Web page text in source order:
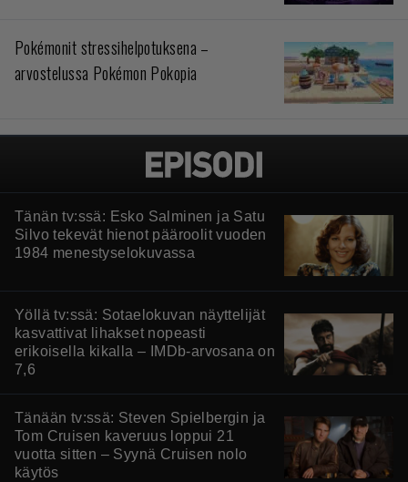
Pokémonit stressihelpotuksena –
arvostelussa Pokémon Pokopia
Tänän tv:ssä: Esko Salminen ja Satu
Silvo tekevät hienot pääroolit vuoden
1984 menestyselokuvassa
Yöllä tv:ssä: Sotaelokuvan näyttelijät
kasvattivat lihakset nopeasti
erikoisella kikalla – IMDb-arvosana on
7,6
Tänään tv:ssä: Steven Spielbergin ja
Tom Cruisen kaveruus loppui 21
vuotta sitten – Syynä Cruisen nolo
käytös